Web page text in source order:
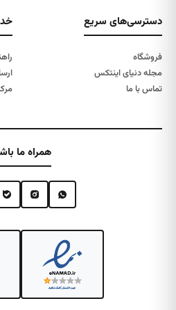
دسترسی‌های سریع
فروشگاه
مجله دنیای اینتکس
تماس با ما
همراه ما